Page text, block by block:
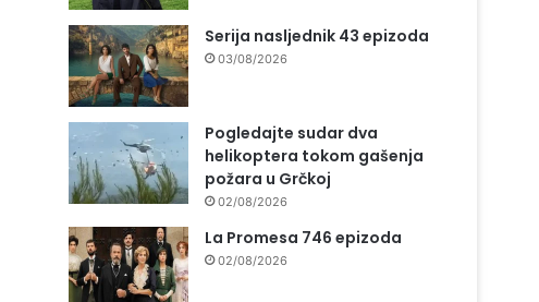
Serija nasljednik 43 epizoda
03/08/2026
Pogledajte sudar dva
helikoptera tokom gašenja
požara u Grčkoj
02/08/2026
La Promesa 746 epizoda
02/08/2026